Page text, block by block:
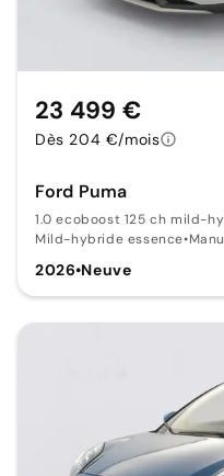
Ford Puma
1.0 ecoboost 125 ch mild-
Mild-hybride essence•
2026•Neuve
23 499 €
Dès 204 €/mois